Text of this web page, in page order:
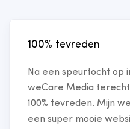
100% tevreden
Na een speurtocht op
weCare Media
100% tevreden. Mijn
een super mooie